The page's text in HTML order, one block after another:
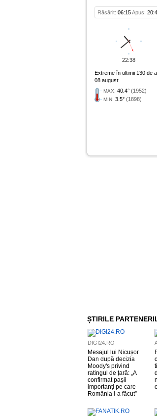
Răsărit: 06:15Apus:
Extreme în ultimii 130 de
08 august:
MAX: 40.4° (1952)
MIN: 3.5° (1898)
22:38
ȘTIRILE
DIGI24.RO
Mesajul lui Nicușor
Dan după decizia
Moody's privind
ratingul de țară: „A
confirmat pașii
importanți pe care
România i-a făcut”